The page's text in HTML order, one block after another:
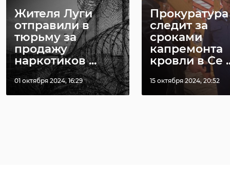
Жителя Луги
отправили в
тюрьму за
продажу
наркотиков ...
01 октября 2024, 16:29
Прокуратура
следит за
сроками
капремонта
кровли в Се
15 октября 2024, 20:52